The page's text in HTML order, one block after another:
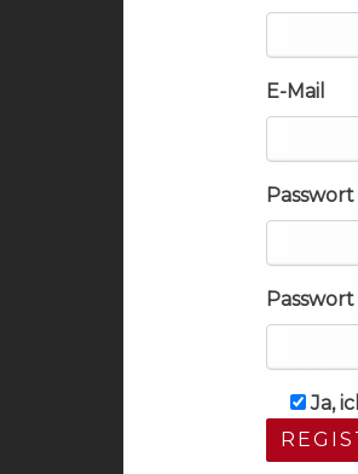
E-Mail
Passwort
Ja,